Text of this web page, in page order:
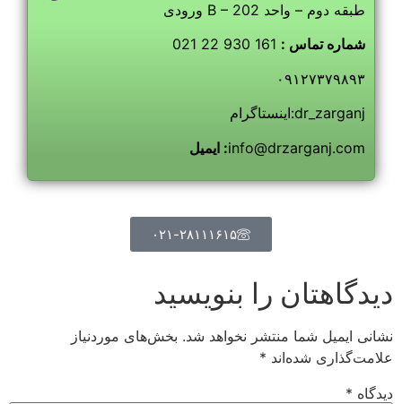
ورودی B – طبقه دوم – واحد 202
شماره تماس :
۰۹۱۲۷۳۷۹۸۹۳
اینستاگرام:dr_zarganj
ایمیل :info@drzarganj.com
۰۲۱-۲۸۱۱۱۶۱۵
دیدگاهتان را بنویسید
نشانی ایمیل شما منتشر نخواهد شد. بخش‌های موردنیاز
علامت‌گذاری شده‌اند *
دیدگاه *